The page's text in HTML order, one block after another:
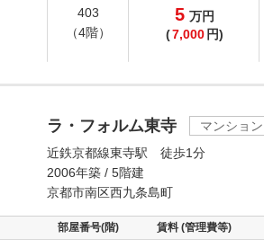
403
（4階）
5 万円
(7,000 円)
ラ・フォルム東寺
マンション
近鉄京都線東寺駅 徒歩1分
2006年築 / 5階建
京都市南区西九条島町
部屋番号(階) 賃料 (管理費等)